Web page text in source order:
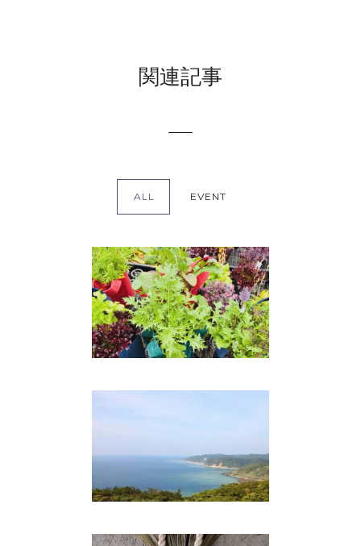
関連記事
ALL EVENT
ブッククラブ回 春の種まき
フェア
Event
生きる』
Event